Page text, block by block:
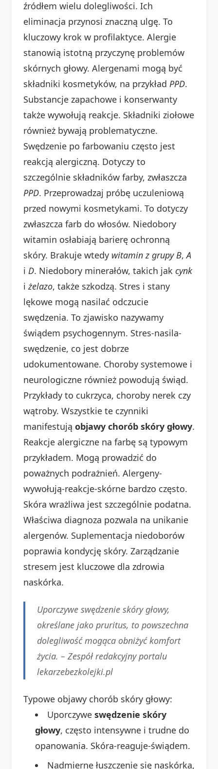
źródłem wielu dolegliwości. Ich
eliminacja przynosi znaczną ulgę. To
kluczowy krok w profilaktyce. Alergie
stanowią istotną przyczynę problemów
skórnych głowy. Alergenami mogą być
składniki kosmetyków, na przykład PPD.
Substancje zapachowe i konserwanty
także wywołują reakcje. Składniki ziołowe
również bywają problematyczne.
Swędzenie po farbowaniu często jest
reakcją alergiczną. Dotyczy to
szczególnie składników farby, zwłaszcza
PPD. Przeprowadzaj próbę uczuleniową
przed nowymi kosmetykami. To dotyczy
zwłaszcza farb do włosów. Niedobory
witamin osłabiają barierę ochronną
skóry. Brakuje wtedy witamin z grupy B,A
i D. Niedobory minerałów, takich jak cynk
i żelazo, także szkodzą. Stres i stany
lękowe mogą nasilać odczucie
swędzenia. To zjawisko nazywamy
świądem psychogennym. Stres-nasila-
swędzenie, co jest dobrze
udokumentowane. Choroby systemowe i
neurologiczne również powodują świąd.
Przykłady to cukrzyca, choroby nerek czy
wątroby. Wszystkie te czynniki
manifestują objawy chorób skóry głowy.
Reakcje alergiczne na farbę są typowym
przykładem. Mogą prowadzić do
poważnych podrażnień. Alergeny-
wywołują-reakcje-skórne bardzo często.
Skóra wrażliwa jest szczególnie podatna.
Właściwa diagnoza pozwala na unikanie
alergenów. Suplementacja niedoborów
poprawia kondycję skóry. Zarządzanie
stresem jest kluczowe dla zdrowia
naskórka.
Uporczywe swędzenie skóry głowy,
określane jako pruritus, to powszechna
dolegliwość mogąca obniżyć komfort
życia. – Zespół redakcyjny portalu
lekarzebezkolejki.pl
Typowe objawy chorób skóry głowy:
Uporczywe swędzenie skóry
głowy, często intensywne i trudne do
opanowania. Skóra-reaguje-świądem.
Nadmierne łuszczenie się naskórka,